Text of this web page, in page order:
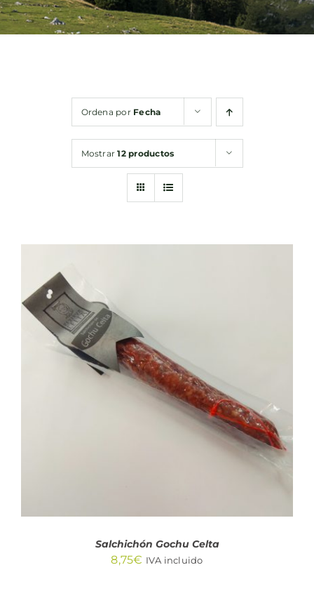
Bebidas
Ordena por Fecha
Mostrar12 productos
AÑADIR AL CARRITO
Salchichón Gochu Celta
8,75€ IVA incluido